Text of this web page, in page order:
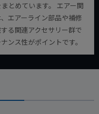
とめています。 エアー関
エアーライン部品や補修
る関連アクセサリー群で
ンス性がポイントです。